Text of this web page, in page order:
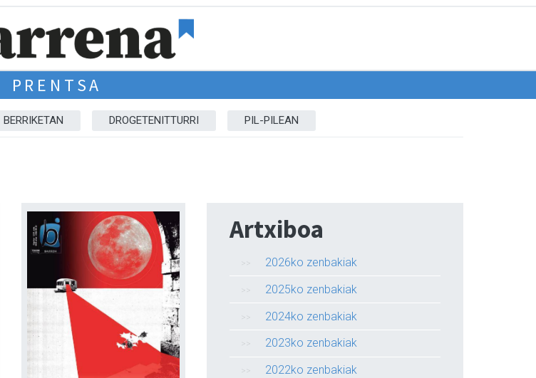
PRENTSA
BERRIKETAN DROGETENITTURRI PIL-PILEAN
Artxiboa
2026ko zenbakiak
2025ko zenbakiak
2024ko zenbakiak
2023ko zenbakiak
2022ko zenbakiak